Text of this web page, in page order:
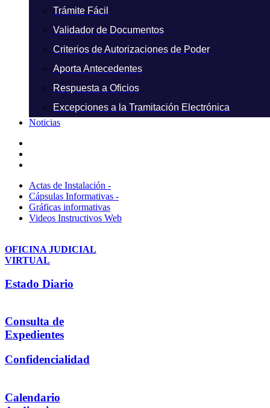
Trámite Fácil
Validador de Documentos
Criterios de Autorizaciones de Poder
Aporta Antecedentes
Respuesta a Oficios
Excepciones a la Tramitación Electrónica
Noticias
Actas de Instalación -
Cápsulas Informativas -
Gráficas informativas
Videos Instructivos Web
OFICINA JUDICIAL
VIRTUAL
Estado Diario
Consulta de
Expedientes
Confidencialidad
Calendario